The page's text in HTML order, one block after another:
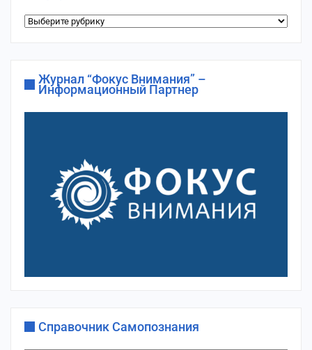
Рубрики
Журнал “Фокус Внимания” –
Информационный Партнер
Справочник Самопознания